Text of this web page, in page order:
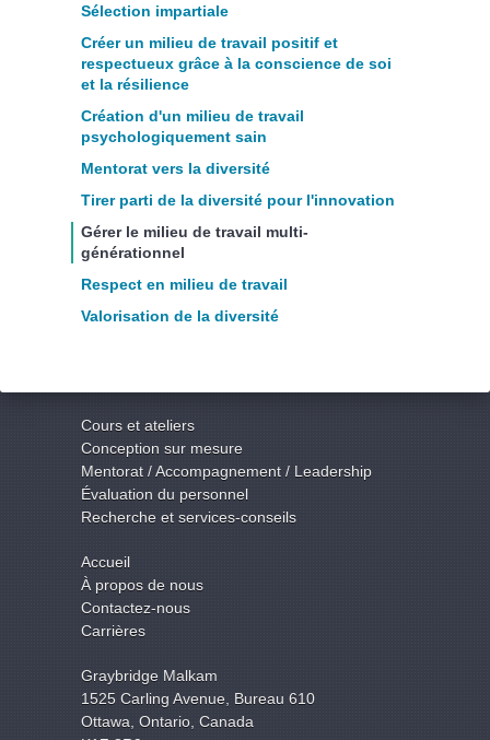
Sélection impartiale
Créer un milieu de travail positif et
respectueux grâce à la conscience de soi
et la résilience
Création d'un milieu de travail
psychologiquement sain
Mentorat vers la diversité
Tirer parti de la diversité pour l'innovation
Gérer le milieu de travail multi-
générationnel
Respect en milieu de travail
Valorisation de la diversité
Cours et ateliers
Conception sur mesure
Mentorat / Accompagnement / Leadership
Évaluation du personnel
Recherche et services-conseils
Accueil
À propos de nous
Contactez-nous
Carrières
Graybridge Malkam
1525 Carling Avenue, Bureau 610
Ottawa, Ontario, Canada